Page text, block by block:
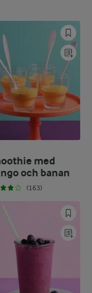
med
och banan
(163)